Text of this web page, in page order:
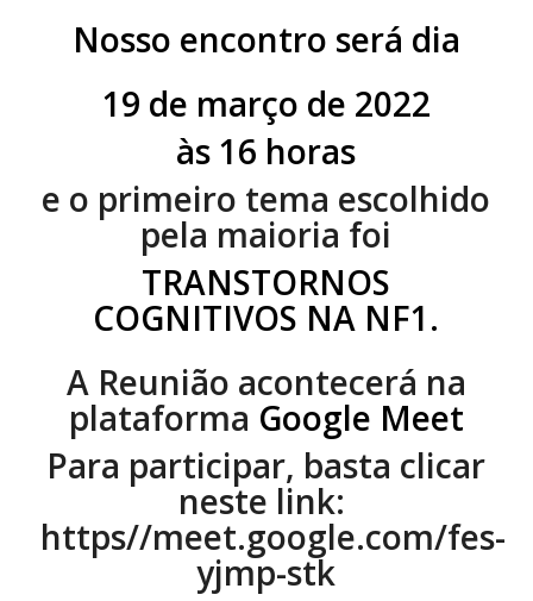
Nosso encontro será dia
19 de março de 2022
às 16 horas
e o primeiro tema escolhido
pela maioria foi
TRANSTORNOS
COGNITIVOS NA NF1.
A Reunião acontecerá na
plataforma Google Meet
Para participar, basta clicar
neste link:
https//meet.google.com/fes-
yjmp-stk